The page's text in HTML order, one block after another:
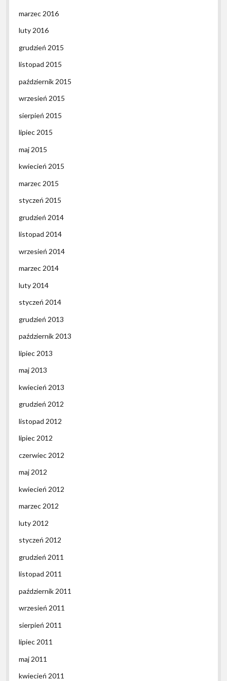
marzec 2016
luty 2016
grudzień 2015
listopad 2015
październik 2015
wrzesień 2015
sierpień 2015
lipiec 2015
maj 2015
kwiecień 2015
marzec 2015
styczeń 2015
grudzień 2014
listopad 2014
wrzesień 2014
marzec 2014
luty 2014
styczeń 2014
grudzień 2013
październik 2013
lipiec 2013
maj 2013
kwiecień 2013
grudzień 2012
listopad 2012
lipiec 2012
czerwiec 2012
maj 2012
kwiecień 2012
marzec 2012
luty 2012
styczeń 2012
grudzień 2011
listopad 2011
październik 2011
wrzesień 2011
sierpień 2011
lipiec 2011
maj 2011
kwiecień 2011